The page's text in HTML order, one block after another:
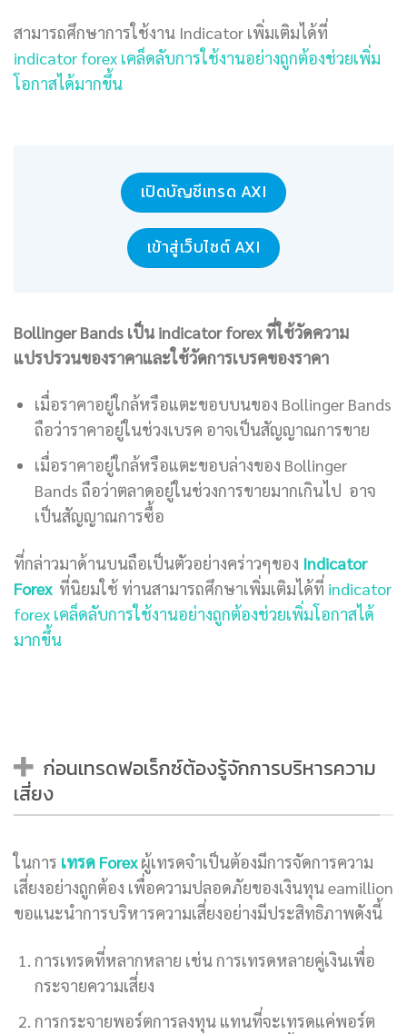
สามารถศึกษาการใช้งาน Indicator เพิ่มเติมได้ที่
indicator forex เคล็ดลับการใช้งานอย่างถูกต้องช่วยเพิ่ม
โอกาสได้มากขึ้น
เปิดบัญชีเทรด AXI
เข้าสู่เว็บไซต์ AXI
Bollinger Bands เป็น indicator forex ที่ใช้วัดความ
แปรปรวนของราคาและใช้วัดการเบรคของราคา
เมื่อราคาอยู่ใกล้หรือแตะขอบบนของ Bollinger Bands
ถือว่าราคาอยู่ในช่วงเบรค อาจเป็นสัญญาณการขาย
เมื่อราคาอยู่ใกล้หรือแตะขอบล่างของ Bollinger
Bands ถือว่าตลาดอยู่ในช่วงการขายมากเกินไป อาจ
เป็นสัญญาณการซื้อ
ที่กล่าวมาด้านบนถือเป็นตัวอย่างคร่าวๆของ Indicator
Forexที่นิยมใช้ ท่านสามารถศึกษาเพิ่มเติมได้ที่ indicator
forex เคล็ดลับการใช้งานอย่างถูกต้องช่วยเพิ่มโอกาสได้
มากขึ้น
ก่อนเทรดฟอเร็กซ์ต้องรู้จักการบริหารความ
เสี่ยง
ในการ เทรด Forexผู้เทรดจำเป็นต้องมีการจัดการความ
เสี่ยงอย่างถูกต้อง เพื่อความปลอดภัยของเงินทุน eamillion
ขอแนะนำการบริหารความเสี่ยงอย่างมีประสิทธิภาพดังนี้
การเทรดที่หลากหลาย เช่น การเทรดหลายคู่เงินเพื่อ
กระจายความเสี่ยง
การกระจายพอร์ตการลงทุน แทนที่จะเทรดแค่พอร์ต